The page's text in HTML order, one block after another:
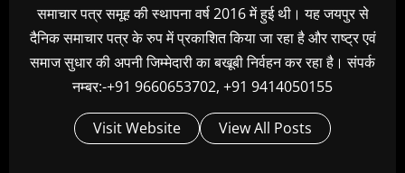
समाचार पत्र समूह की स्थापना वर्ष 2016 में हुई थी। यह जयपुर से
दैनिक समाचार पत्र के रुप में प्रकाशित किया जा रहा है और राष्ट्र एवं
समाज सुधार की अपनी जिम्मेदारी का बखूबी निर्वहन कर रहा है। संपर्क
नम्बर:-+91 9660653702, +91 9414050155
Visit Website View All Posts